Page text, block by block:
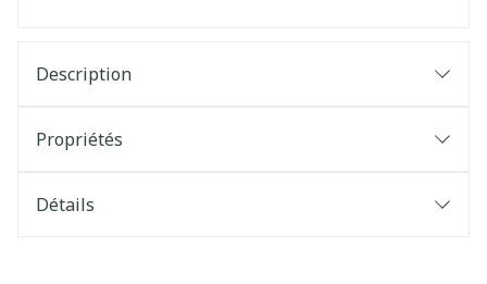
Description
Propriétés
Détails